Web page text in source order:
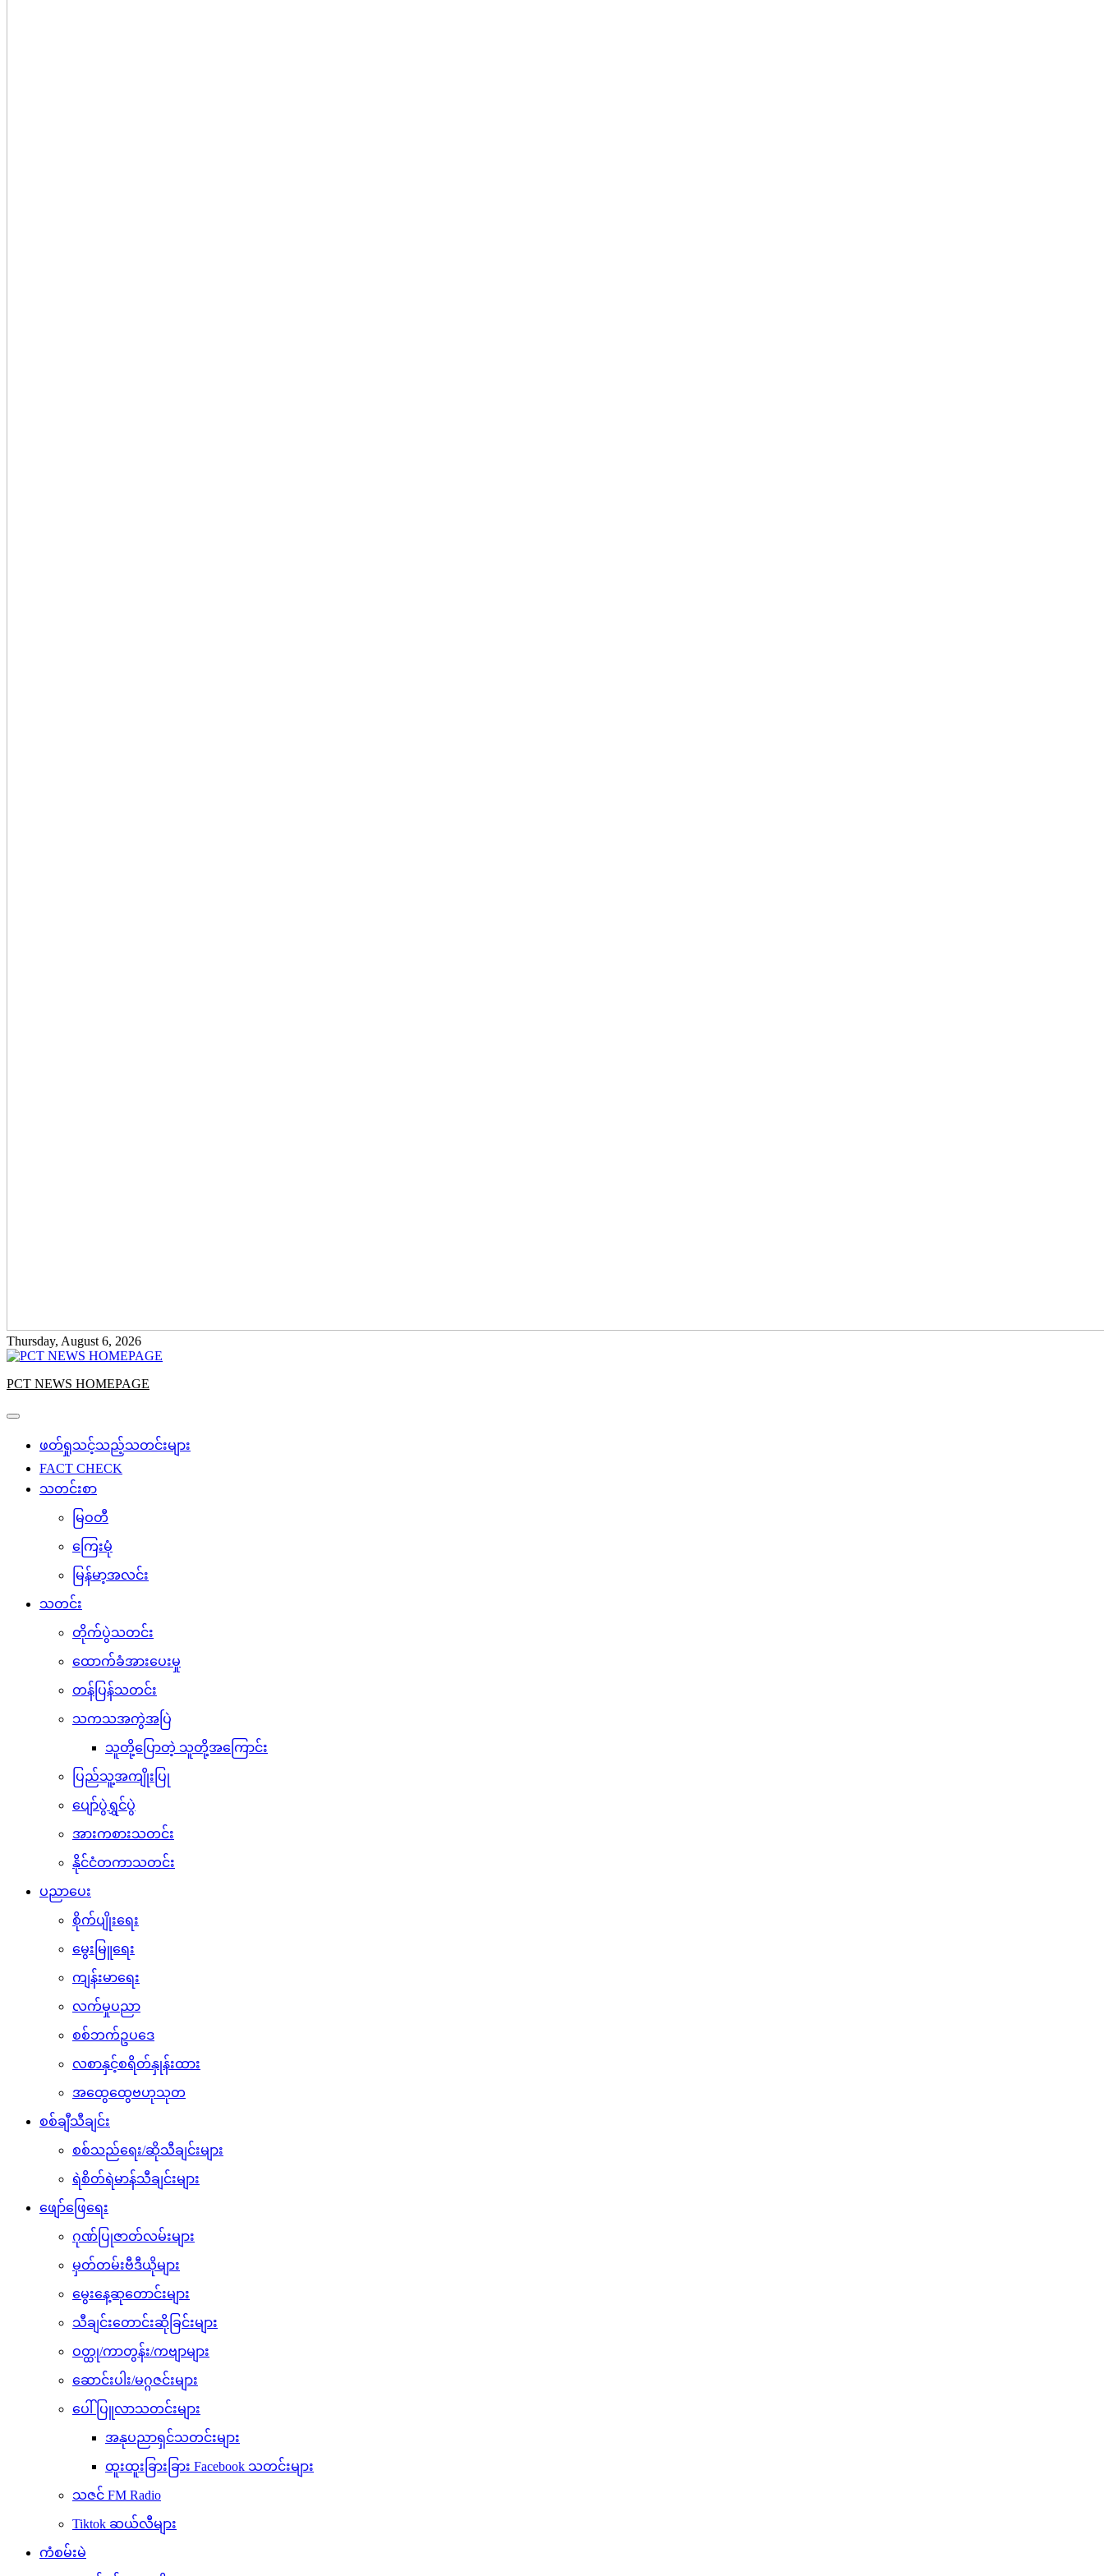
Thursday, August 6, 2026
PCT NEWS HOMEPAGE
ဖတ်ရှုသင့်သည့်သတင်းများ
FACT CHECK
သတင်းစာ
မြဝတီ
ကြေးမုံ
မြန်မာ့အလင်း
သတင်း
တိုက်ပွဲသတင်း
ထောက်ခံအားပေးမှု
တန်ပြန်သတင်း
သကသအကွဲအပြဲ
သူတို့ပြောတဲ့ သူတို့အကြောင်း
ပြည်သူ့အကျိုးပြု
ပျော်ပွဲရွှင်ပွဲ
အားကစားသတင်း
နိုင်ငံတကာသတင်း
ပညာပေး
စိုက်ပျိုးရေး
မွေးမြူရေး
ကျန်းမာရေး
လက်မှုပညာ
စစ်ဘက်ဥပဒေ
လစာနှင့်စရိတ်နှုန်းထား
အထွေထွေဗဟုသုတ
စစ်ချီသီချင်း
စစ်သည်ရေး/ဆိုသီချင်းများ
ရဲစိတ်ရဲမာန်သီချင်းများ
ဖျော်ဖြေရေး
ဂုဏ်ပြုဇာတ်လမ်းများ
မှတ်တမ်းဗီဒီယိုများ
မွေးနေ့ဆုတောင်းများ
သီချင်းတောင်းဆိုခြင်းများ
ဝတ္ထု/ကာတွန်း/ကဗျာများ
ဆောင်းပါး/မဂ္ဂဇင်းများ
ပေါ်ပြူလာသတင်းများ
အနုပညာရှင်သတင်းများ
ထူးထူးခြားခြား Facebook သတင်းများ
သဇင် FM Radio
Tiktok ဆယ်လီများ
ကံစမ်းမဲ